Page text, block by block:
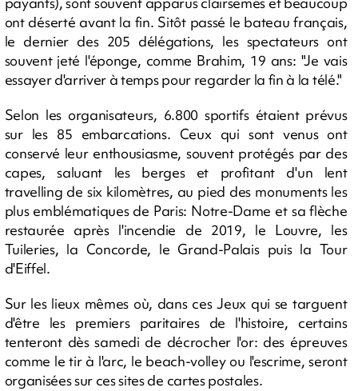
ont déserté avant la fin. Sitôt passé le bateau français,
le dernier des 205 délégations, les spectateurs ont
souvent jeté l'éponge, comme Brahim, 19 ans: "Je vais
essayer d'arriver à temps pour regarder la fin à la télé."
Selon les organisateurs, 6.800 sportifs étaient prévus
sur les 85 embarcations. Ceux qui sont venus ont
conservé leur enthousiasme, souvent protégés par des
capes, saluant les berges et profitant d'un lent
travelling de six kilomètres, au pied des monuments les
plus emblématiques de Paris: Notre-Dame et sa flèche
restaurée après l'incendie de 2019, le Louvre, les
Tuileries, la Concorde, le Grand-Palais puis la Tour
d'Eiffel.
Sur les lieux mêmes où, dans ces Jeux qui se targuent
d'être les premiers paritaires de l'histoire, certains
tenteront dès samedi de décrocher l'or: des épreuves
comme le tir à l'arc, le beach-volley ou l'escrime, seront
organisées sur ces sites de cartes postales.